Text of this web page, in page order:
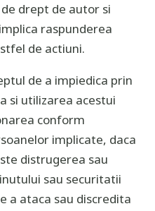
drept de autor si
raspunderea
de actiuni.
de a impiedica prin
si utilizarea acestui
conform
implicate, daca
distrugerea sau
sau securitatii
a ataca sau discredita